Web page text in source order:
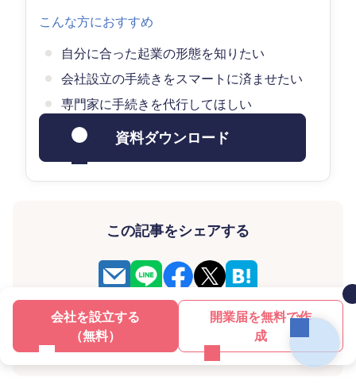
こんな方におすすめ
自分に合った起業の形態を知りたい
会社設立の手続きをスマートに済ませたい
専門家に手続きを代行してほしい
資料ダウンロード
この記事をシェアする
この記事のURLをコピーする
会社を設立する
（無料）
開業届を無料で作
成